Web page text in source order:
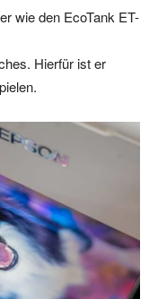
wie den EcoTank ET-
Hierfür ist er